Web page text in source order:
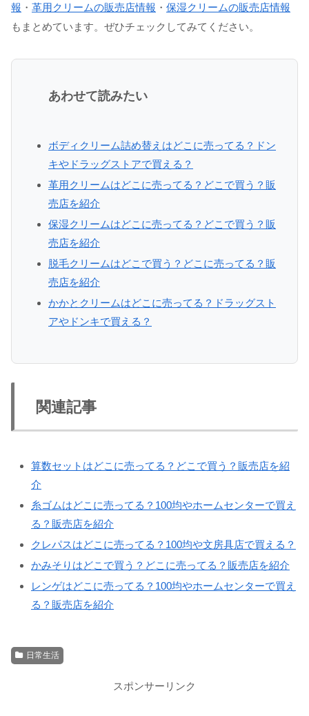
報 ・ 革用クリームの販売店情報 ・ 保湿クリームの販売店情報
もまとめています。ぜひチェックしてみてください。
あわせて読みたい
ボディクリーム詰め替えはどこに売ってる？ドン
キやドラッグストアで買える？
革用クリームはどこに売ってる？どこで買う？販
売店を紹介
保湿クリームはどこに売ってる？どこで買う？販
売店を紹介
脱毛クリームはどこで買う？どこに売ってる？販
売店を紹介
かかとクリームはどこに売ってる？ドラッグスト
アやドンキで買える？
関連記事
算数セットはどこに売ってる？どこで買う？販売店を紹
介
糸ゴムはどこに売ってる？100均やホームセンターで買え
る？販売店を紹介
クレパスはどこに売ってる？100均や文房具店で買える？
かみそりはどこで買う？どこに売ってる？販売店を紹介
レンゲはどこに売ってる？100均やホームセンターで買え
る？販売店を紹介
日常生活
スポンサーリンク